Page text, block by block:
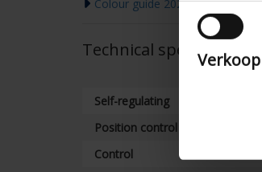
Colour guide 2026
Technical specifications
Self-regulating
Position control
Control